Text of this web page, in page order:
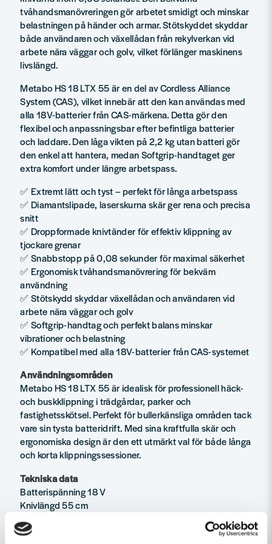
tvåhandsmanövreringen gör arbetet smidigt och minskar
belastningen på händer och armar. Stötskyddet skyddar
både användaren och växellådan från rekylverkan vid
arbete nära väggar och golv, vilket förlänger maskinens
livslängd.
Metabo HS 18 LTX 55 är en del av Cordless Alliance
System (CAS), vilket innebär att den kan användas med
alla 18V-batterier från CAS-märkena. Detta gör den
flexibel och anpassningsbar efter befintliga batterier
och laddare. Den låga vikten på 2,2 kg utan batteri gör
den enkel att hantera, medan Softgrip-handtaget ger
extra komfort under längre arbetspass.
✅ Extremt lätt och tyst – perfekt för långa arbetspass
✅ Diamantslipade, laserskurna skär ger rena och precisa
snitt
✅ Droppformade knivtänder för effektiv klippning av
tjockare grenar
✅ Snabbstopp på 0,08 sekunder för maximal säkerhet
✅ Ergonomisk tvåhandsmanövrering för bekväm
användning
✅ Stötskydd skyddar växellådan och användaren vid
arbete nära väggar och golv
✅ Softgrip-handtag och perfekt balans minskar
vibrationer och belastning
✅ Kompatibel med alla 18V-batterier från CAS-systemet
Användningsområden
Metabo HS 18 LTX 55 är idealisk för professionell häck-
och buskklippning i trädgårdar, parker och
fastighetsskötsel. Perfekt för bullerkänsliga områden tack
vare sin tysta batteridrift. Med sina kraftfulla skär och
ergonomiska design är den ett utmärkt val för både långa
och korta klippningssessioner.
Tekniska data
Batterispänning 18 V
Knivlängd 55 cm
Max. snittjocklek 19 mm